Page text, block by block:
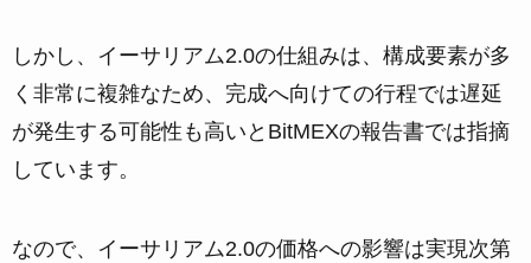
しかし、イーサリアム2.0の仕組みは、構成要素が多
く非常に複雑なため、完成へ向けての行程では遅延
が発生する可能性も高いとBitMEXの報告書では指摘
しています。
なので、イーサリアム2.0の価格への影響は実現次第